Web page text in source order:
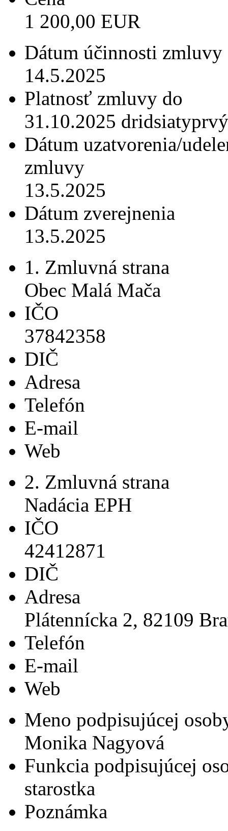
1 200,00 EUR
Dátum účinnosti zmluvy
14.5.2025
Platnosť zmluvy do
31.10.2025
Dátum uzatvorenia/
zmluvy
13.5.2025
Dátum zverejnenia
13.5.2025
1. Zmluvná strana
Obec Malá Mača
IČO
37842358
DIČ
Adresa
Telefón
E-mail
Web
2. Zmluvná strana
Nadácia EPH
IČO
42412871
DIČ
Adresa
Plátennícka 2, 82109
Telefón
E-mail
Web
Meno podpisujúcej
Monika Nagyová
Funkcia podpisujúcej
starostka
Poznámka